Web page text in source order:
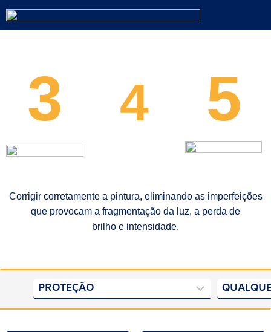
3 4 5
Corrigir corretamente a pintura, eliminando as imperfeições
que provocam a fragmentação da luz, a perda de
brilho e intensidade.